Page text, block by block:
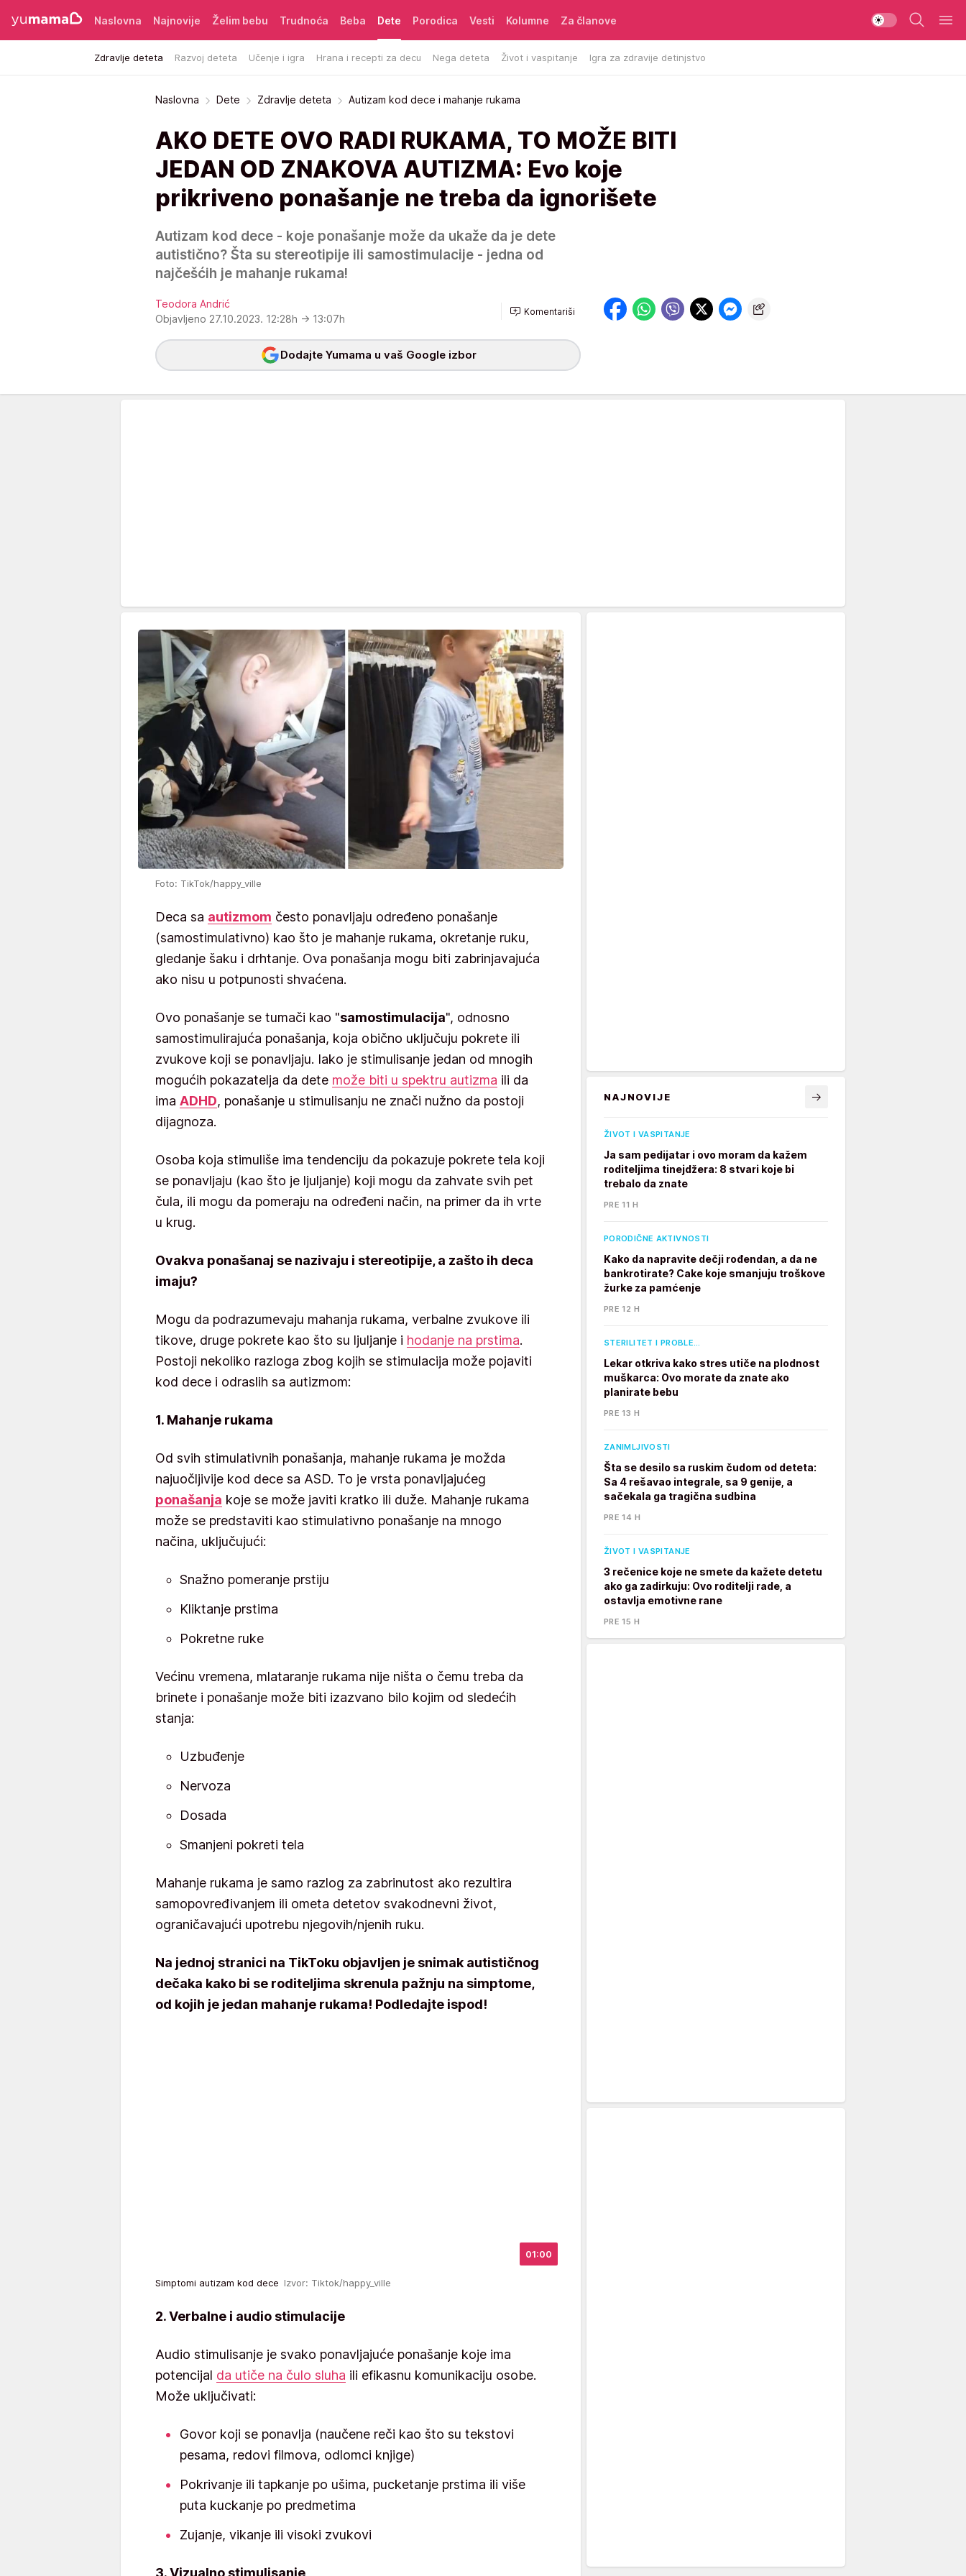
Naslovna Najnovije Želim bebu Trudnoća Beba Dete
Zdravlje deteta Razvoj deteta Učenje i igra Hrana i recepti za decu Nega deteta Život i vaspitanje Igra za zdravije detinjstvo
Porodica Vesti Kolumne Za članove
Naslovna Dete Zdravlje deteta Autizam kod dece i mahanje rukama
AKO DETE OVO RADI RUKAMA, TO MOŽE BITI
JEDAN OD ZNAKOVA AUTIZMA: Evo koje
prikriveno ponašanje ne treba da ignorišete
Autizam kod dece - koje ponašanje može da ukaže da je dete
autistično? Šta su stereotipije ili samostimulacije - jedna od
najčešćih je mahanje rukama!
Teodora Andrić
Objavljeno 27.10.2023. 12:28h → 13:07h
Komentariši
Dodajte Yumama u vaš Google izbor
Foto: TikTok/happy_ville
Deca sa autizmom često ponavljaju određeno ponašanje
(samostimulativno) kao što je mahanje rukama, okretanje ruku,
gledanje šaku i drhtanje. Ova ponašanja mogu biti zabrinjavajuća
ako nisu u potpunosti shvaćena.
Ovo ponašanje se tumači kao "samostimulacija", odnosno
samostimulirajuća ponašanja, koja obično uključuju pokrete ili
zvukove koji se ponavljaju. Iako je stimulisanje jedan od mnogih
mogućih pokazatelja da dete može biti u spektru autizma ili da
ima ADHD, ponašanje u stimulisanju ne znači nužno da postoji
dijagnoza.
Osoba koja stimuliše ima tendenciju da pokazuje pokrete tela koji
se ponavljaju (kao što je ljuljanje) koji mogu da zahvate svih pet
čula, ili mogu da pomeraju na određeni način, na primer da ih vrte
u krug.
Ovakva ponašanaj se nazivaju i stereotipije, a zašto ih deca
imaju?
Mogu da podrazumevaju mahanja rukama, verbalne zvukove ili
tikove, druge pokrete kao što su ljuljanje i hodanje na prstima.
Postoji nekoliko razloga zbog kojih se stimulacija može pojaviti
kod dece i odraslih sa autizmom:
1. Mahanje rukama
Od svih stimulativnih ponašanja, mahanje rukama je možda
najuočljivije kod dece sa ASD. To je vrsta ponavljajućeg
ponašanja koje se može javiti kratko ili duže. Mahanje rukama
može se predstaviti kao stimulativno ponašanje na mnogo
načina, uključujući:
Snažno pomeranje prstiju
Kliktanje prstima
Pokretne ruke
Većinu vremena, mlataranje rukama nije ništa o čemu treba da
brinete i ponašanje može biti izazvano bilo kojim od sledećih
stanja:
Uzbuđenje
Nervoza
Dosada
Smanjeni pokreti tela
Mahanje rukama je samo razlog za zabrinutost ako rezultira
samopovređivanjem ili ometa detetov svakodnevni život,
ograničavajući upotrebu njegovih/njenih ruku.
Na jednoj stranici na TikToku objavljen je snimak autističnog
dečaka kako bi se roditeljima skrenula pažnju na simptome,
od kojih je jedan mahanje rukama! Podledajte ispod!
01:00
Simptomi autizam kod dece Izvor: Tiktok/happy_ville
2. Verbalne i audio stimulacije
Audio stimulisanje je svako ponavljajuće ponašanje koje ima
potencijal da utiče na čulo sluha ili efikasnu komunikaciju osobe.
Može uključivati:
Govor koji se ponavlja (naučene reči kao što su tekstovi
pesama, redovi filmova, odlomci knjige)
Pokrivanje ili tapkanje po ušima, pucketanje prstima ili više
puta kuckanje po predmetima
Zujanje, vikanje ili visoki zvukovi
3. Vizualno stimulisanje
NAJNOVIJE
ŽIVOT I VASPITANJE
Ja sam pedijatar i ovo moram da kažem
roditeljima tinejdžera: 8 stvari koje bi
trebalo da znate
PRE 11 H
PORODIČNE AKTIVNOSTI
Kako da napravite dečji rođendan, a da ne
bankrotirate? Cake koje smanjuju troškove
žurke za pamćenje
PRE 12 H
STERILITET I PROBLE…
Lekar otkriva kako stres utiče na plodnost
muškarca: Ovo morate da znate ako
planirate bebu
PRE 13 H
ZANIMLJIVOSTI
Šta se desilo sa ruskim čudom od deteta:
Sa 4 rešavao integrale, sa 9 genije, a
sačekala ga tragična sudbina
PRE 14 H
ŽIVOT I VASPITANJE
3 rečenice koje ne smete da kažete detetu
ako ga zadirkuju: Ovo roditelji rade, a
ostavlja emotivne rane
PRE 15 H